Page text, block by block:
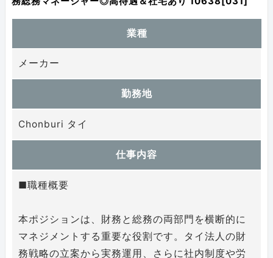
業種
メーカー
勤務地
Chonburi タイ
仕事内容
■職種概要
本ポジションは、財務と総務の両部門を横断的に
マネジメントする重要な役割です。タイ法人の財
務戦略の立案から実務運用、さらに社内制度や労